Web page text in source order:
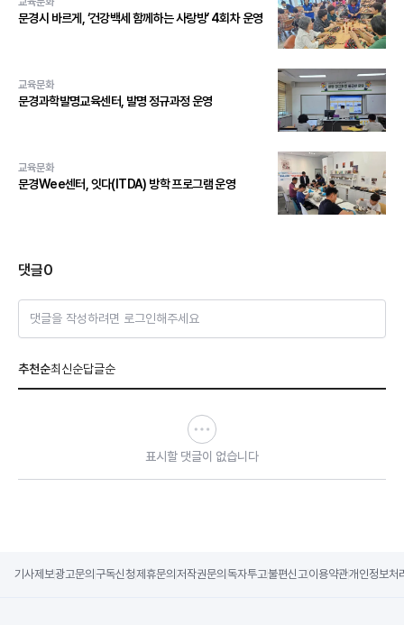
문경시 바르게, ‘건강백세 함께하는 사랑방’ 4회차 운영
교육문화
문경과학발명교육센터, 발명 정규과정 운영
교육문화
문경Wee센터, 잇다(ITDA) 방학 프로그램 운영
댓글0
댓글을 작성하려면 로그인해주세요
추천순최신순답글순
표시할 댓글이 없습니다
기사제보광고문의 구독신청제휴문의 저작권문의 독자투고불편신고이용약관개인정보처